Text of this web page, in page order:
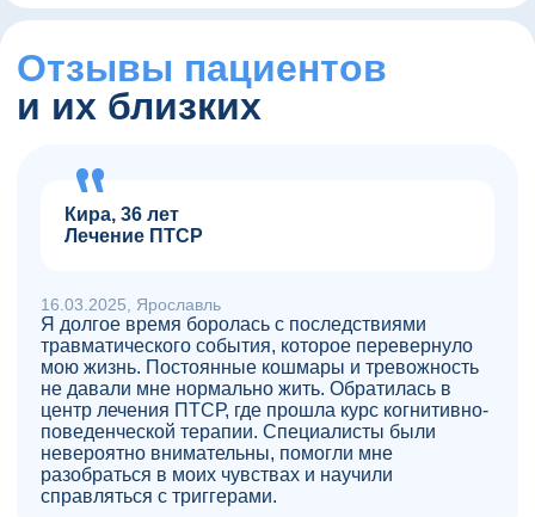
Отзывы пациентов
и их близких
Кира, 36 лет
Лечение ПТСР
16.03.2025, Ярославль
Я долгое время боролась с последствиями
травматического события, которое перевернуло
мою жизнь. Постоянные кошмары и тревожность
не давали мне нормально жить. Обратилась в
центр лечения ПТСР, где прошла курс когнитивно-
поведенческой терапии. Специалисты были
невероятно внимательны, помогли мне
разобраться в моих чувствах и научили
справляться с триггерами.